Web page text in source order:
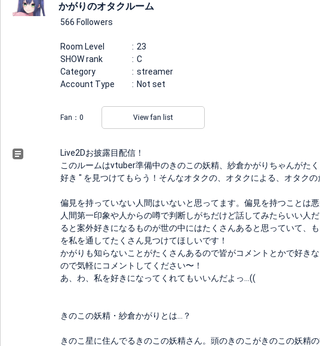
かがりのオタクルーム
566 Followers
Room Level
23
SHOW rank
C
Category
streamer
Account Type
Not set
Fan： 0 View fan list
Live2Dお披露目配信！
このルームはvtuber準備中のきのこの妖精、紗倉かがりちゃんがた
好き " を見つけてもらう！そんなオタクの、オタクによる、オタク
偏見を持っていない人間はいないと思ってます。偏見を持つことは
人間第一印象や人からの噂で判断しがちだけど話してみたらいい人
ると案外好きになるものが世の中にはたくさんあると思っていて、
を私を通してたくさん見つけてほしいです！
かがりも知らないことがたくさんあるので皆がコメントとかで好き
ので気軽にコメントしてください〜！
あ、わ、私を好きになってくれてもいいんだよっ…((
きのこの妖精・紗倉かがりとは…？
きのこ星に住んでるきのこの妖精さん。頭のきのこがきのこの妖精